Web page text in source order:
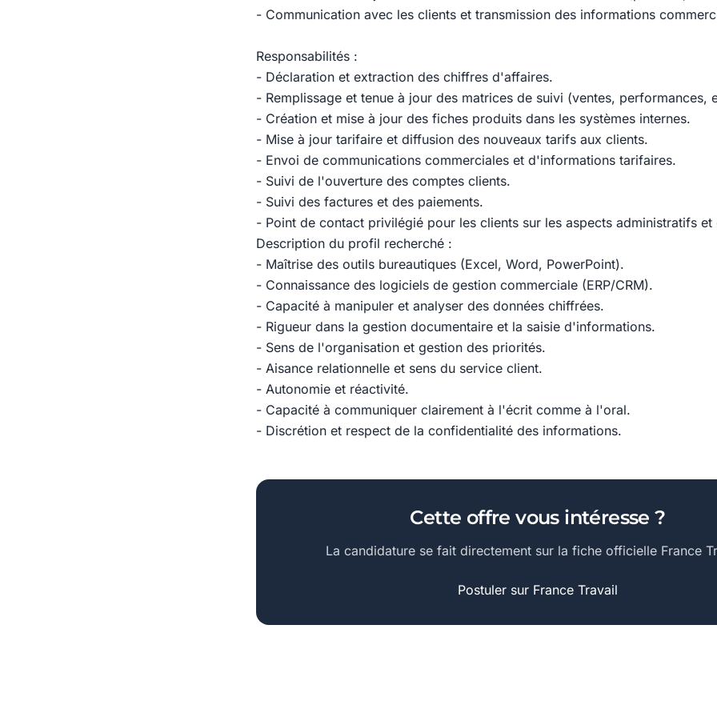
- Communication avec les clients et transmission des informations
Responsabilités :
- Déclaration et extraction des chiffres d'affaires.
- Remplissage et tenue à jour des matrices de suivi (ventes, performances,
- Création et mise à jour des fiches produits dans les systèmes internes.
- Mise à jour tarifaire et diffusion des nouveaux tarifs aux clients.
- Envoi de communications commerciales et d'informations tarifaires.
- Suivi de l'ouverture des comptes clients.
- Suivi des factures et des paiements.
- Point de contact privilégié pour les clients sur les aspects administratifs
Description du profil recherché :
- Maîtrise des outils bureautiques (Excel, Word, PowerPoint).
- Connaissance des logiciels de gestion commerciale (ERP/CRM).
- Capacité à manipuler et analyser des données chiffrées.
- Rigueur dans la gestion documentaire et la saisie d'informations.
- Sens de l'organisation et gestion des priorités.
- Aisance relationnelle et sens du service client.
- Autonomie et réactivité.
- Capacité à communiquer clairement à l'écrit comme à l'oral.
- Discrétion et respect de la confidentialité des informations.
Cette offre vous intéresse ?
La candidature se fait directement sur la fiche officielle France
Postuler sur France Travail